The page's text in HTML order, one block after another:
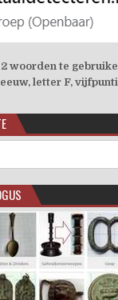
woorden te
letter F,